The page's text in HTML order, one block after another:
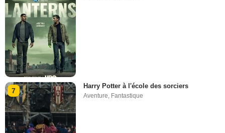
7
Harry Potter à l'école des sorciers
Aventure Fantastique